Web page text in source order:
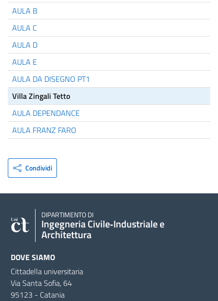
AULA B
AULA C
AULA D
AULA E
AULA DA DISEGNO PT1
Villa Zingali Tetto
AULA DEPENDANCE
AULA FRANZ FARO
Condividi
DIPARTIMENTO DI
Ingegneria Civile‑Industriale e
Architettura
DOVE SIAMO
Cittadella universitaria
Via Santa Sofia, 64
95123 - Catania